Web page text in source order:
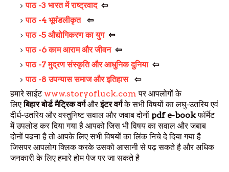
पाठ -3 भारत में राष्ट्रवाद ⇦
पाठ -4 भूमंडलीकृत ⇦
पाठ -5औद्योगिकरण का युग ⇦
पाठ -6काम आराम और जीवन ⇦
पाठ -7मुद्रण संस्कृति और आधुनिक दुनिया ⇦
पाठ -8उपन्यास समाज और इतिहास ⇦
हमारे साईट www.storyofluck.com पर आपलोगों के
लिएबिहार बोर्ड मैट्रिक वर्गऔरइंटर वर्गके सभी विषयों का लघु-उतरिय एवं
दीर्ध-उतरिय और वस्तुनिष्ट सवाल और जबाब दोनों pdf e-bookफॉर्मेट
में उपलोड कर दिया गया है आपको जिस भी विषय का सवाल और जबाब
दोनों पढना है तो आपके लिए सभी विषयों का लिंक निचे दे दिया गया है
जिसपर आपलोग क्लिक करके उसको आसानी से पढ़ सकते है और अधिक
जनकारी के लिए हमारे होम पेज पर जा सकते है